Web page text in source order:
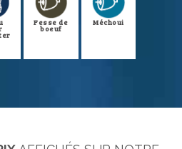
Fesse de
boeuf
Méchoui